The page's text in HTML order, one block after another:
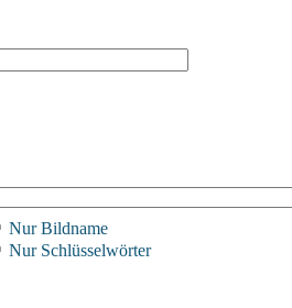
Nur Bildname
Nur Schlüsselwörter